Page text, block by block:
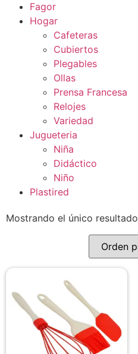
Fagor
Hogar
Cafeteras
Cubiertos
Plegables
Ollas
Prensa Francesa
Relojes
Variedad
Jugueteria
Niña
Didáctico
Niño
Plastired
Mostrando el único resultado